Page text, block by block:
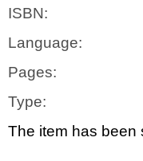
ISBN:
Language:
Pages:
Type:
The item has